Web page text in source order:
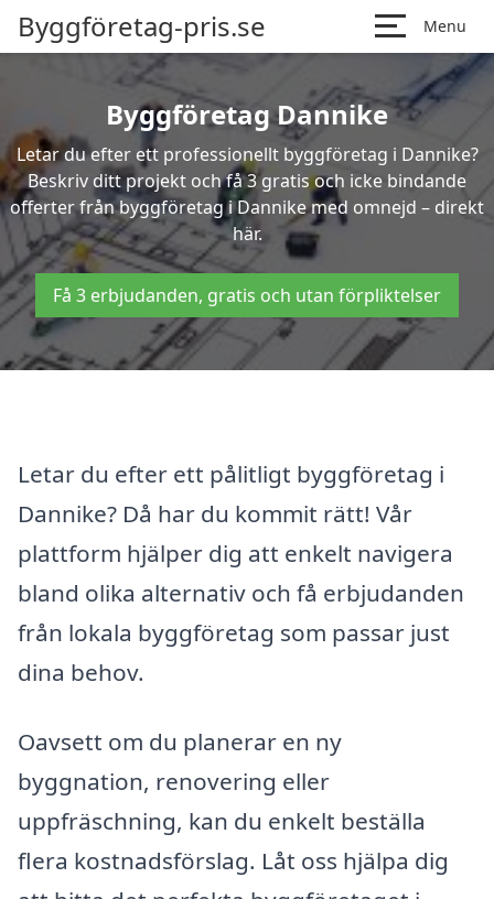
Byggföretag-pris.se Menu
Byggföretag Dannike
Letar du efter ett professionellt byggföretag i Dannike?
Beskriv ditt projekt och få 3 gratis och icke bindande
offerter från byggföretag i Dannike med omnejd – direkt
här.
Få 3 erbjudanden, gratis och utan förpliktelser
Letar du efter ett pålitligt byggföretag i
Dannike? Då har du kommit rätt! Vår
plattform hjälper dig att enkelt navigera
bland olika alternativ och få erbjudanden
från lokala byggföretag som passar just
dina behov.
Oavsett om du planerar en ny
byggnation, renovering eller
uppfräschning, kan du enkelt beställa
flera kostnadsförslag. Låt oss hjälpa dig